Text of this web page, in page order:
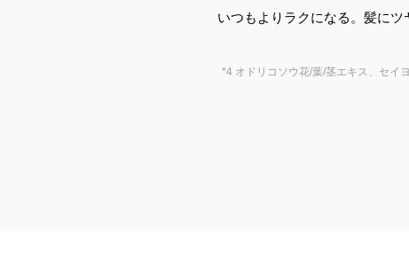
いつもよりラクになる。髪に
*4 オドリコソウ花/葉/茎エキス、セイ